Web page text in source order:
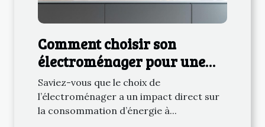
Comment choisir son
électroménager pour une
consommation énergétique
réduite ?
Saviez-vous que le choix de
l’électroménager a un impact direct sur
la consommation d’énergie à...